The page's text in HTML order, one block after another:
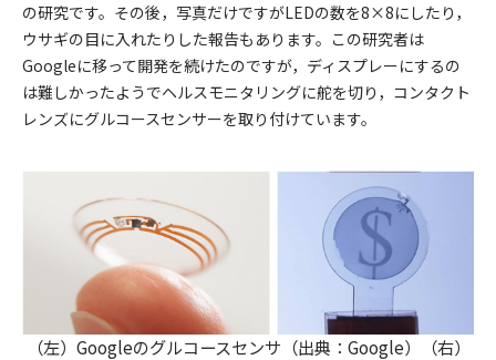
の研究です。その後，写真だけですがLEDの数を8×8にしたり，
ウサギの目に入れたりした報告もあります。この研究者は
Googleに移って開発を続けたのですが，ディスプレーにするの
は難しかったようでヘルスモニタリングに舵を切り，コンタクト
レンズにグルコースセンサーを取り付けています。
（左）Googleのグルコースセンサ（出典：Google）（右）